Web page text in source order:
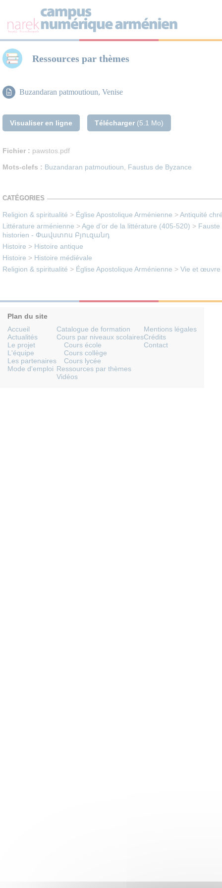
Ressources par thèmes
Buzandaran patmoutioun, Venise
Visualiser en ligne Télécharger (5.1 Mo)
Fichier : pawstos.pdf
Mots-clefs : Buzandaran patmoutioun Faustus de Byzance
CATÉGORIES
Religion & spiritualité > Église Apostolique Arménienne >Antiquité
Littérature arménienne >Age d’or de la littérature (405-520) > Fauste
historien - Փավստոս Բյուզանդ
Histoire > Histoire antique
Histoire > Histoire médiévale
Religion & spiritualité > Église Apostolique Arménienne > Vie et œuvre
Plan du site
Accueil
Actualités
Le projet
L'équipe
Les partenaires
Mode d'emploi
Catalogue de formation
Cours par niveaux scolaires
Cours école
Cours collège
Cours lycée
Ressources par thèmes
Vidéos
Mentions légales
Crédits
Contact